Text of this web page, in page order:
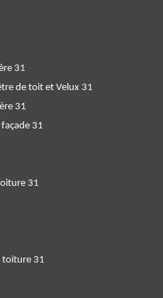
31
de toit et Velux 31
31
31
31
toiture 31